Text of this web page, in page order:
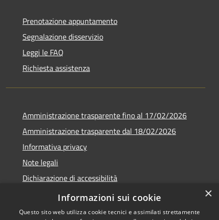
Prenotazione appuntamento
Segnalazione disservizio
Leggi le FAQ
Richiesta assistenza
Amministrazione trasparente fino al 17/02/2026
Amministrazione trasparente dal 18/02/2026
Informativa privacy
Note legali
Dichiarazione di accessibilità
Obbiettivi di accessibilità
×
Informazioni sui cookie
Questo sito web utilizza cookie tecnici e assimilati strettamente